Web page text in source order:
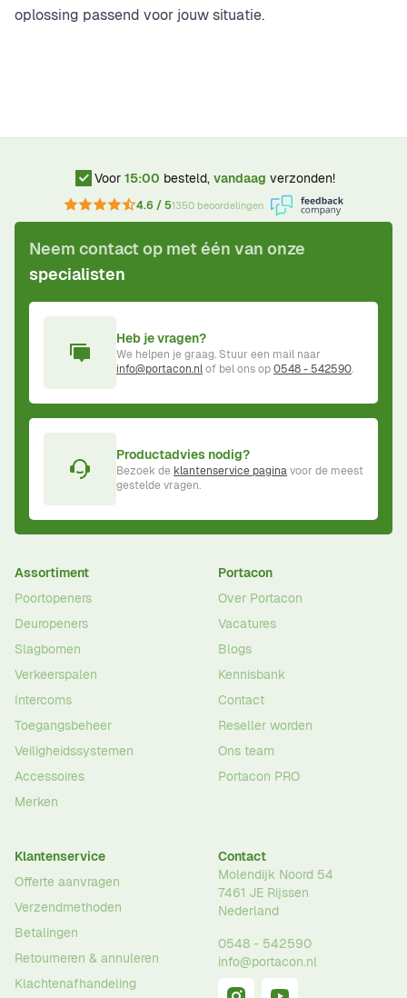
oplossing passend voor jouw situatie.
Voor 15:00 besteld, vandaag verzonden!
4.6 / 51350 beoordelingen
Neem contact op met één van onze
specialisten
Heb je vragen?
We helpen je graag. Stuur een mail naar
info@portacon.nlof bel ons op0548 - 542590.
Productadvies nodig?
Bezoek de klantenservice paginavoor de meest
gestelde vragen.
Assortiment
Poortopeners
Deuropeners
Slagbomen
Verkeerspalen
Intercoms
Toegangsbeheer
Veiligheidssystemen
Accessoires
Merken
Portacon
Over Portacon
Vacatures
Blogs
Kennisbank
Contact
Reseller worden
Ons team
Portacon PRO
Klantenservice
Offerte aanvragen
Verzendmethoden
Betalingen
Retourneren & annuleren
Klachtenafhandeling
Contact
Molendijk Noord 54
7461 JE Rijssen
Nederland
0548 - 542590
info@portacon.nl